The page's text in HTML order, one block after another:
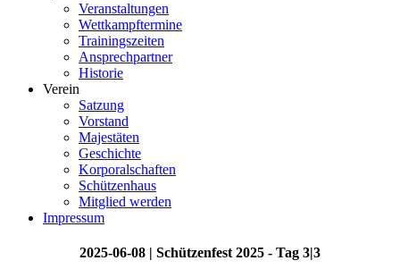
Veranstaltungen
Wettkampftermine
Trainingszeiten
Ansprechpartner
Historie
Verein
Satzung
Vorstand
Majestäten
Geschichte
Korporalschaften
Schützenhaus
Mitglied werden
Impressum
2025-06-08 | Schützenfest 2025 - Tag 3|3